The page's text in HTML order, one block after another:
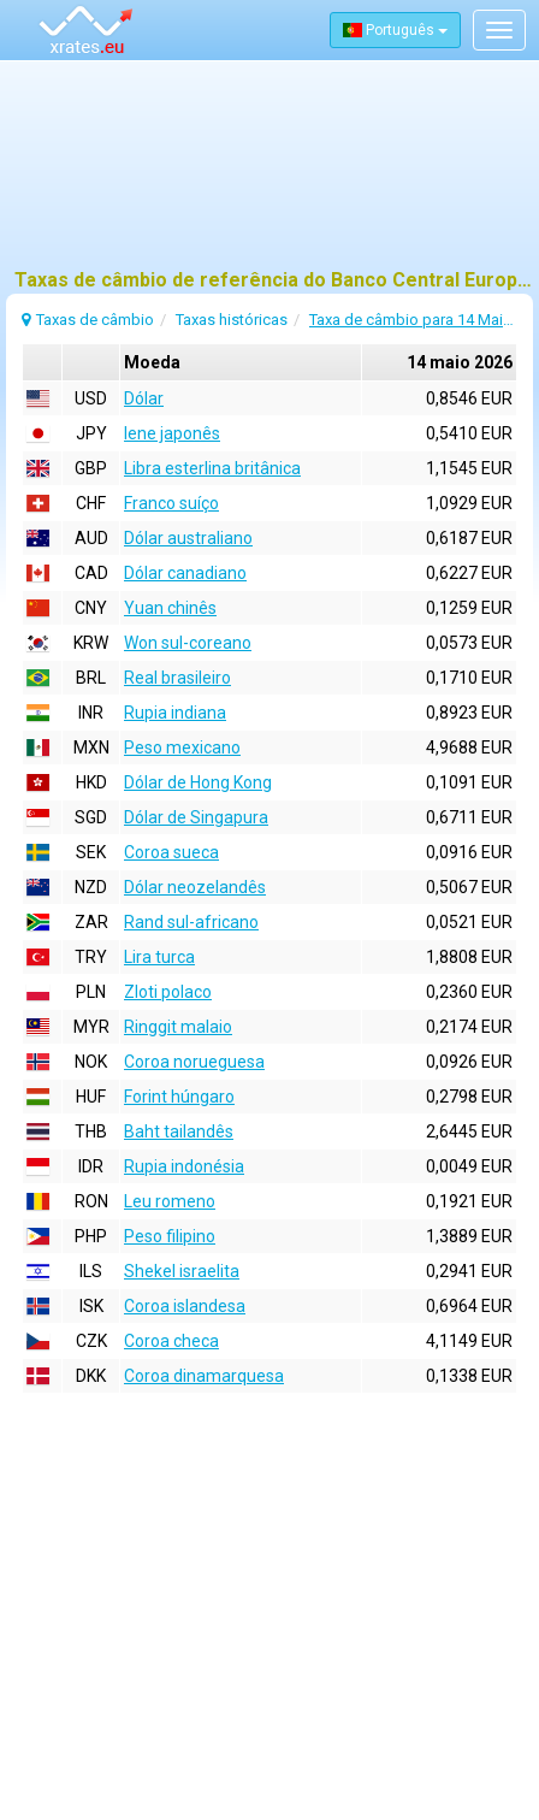
Português
Taxas de câmbio de referência do Banco Central Europeu (BCE) para 14 maio 2026
Taxas de câmbio Taxas históricas Taxa de câmbio para 14 Maio 2026
Moeda
14 maio 2026
USD
Dólar
0,8546 EUR
JPY
Iene japonês
0,5410 EUR
GBP
Libra esterlina britânica
1,1545 EUR
CHF
Franco suíço
1,0929 EUR
AUD
Dólar australiano
0,6187 EUR
CAD
Dólar canadiano
0,6227 EUR
CNY
Yuan chinês
0,1259 EUR
KRW
Won sul-coreano
0,0573 EUR
BRL
Real brasileiro
0,1710 EUR
INR
Rupia indiana
0,8923 EUR
MXN
Peso mexicano
4,9688 EUR
HKD
Dólar de Hong Kong
0,1091 EUR
SGD
Dólar de Singapura
0,6711 EUR
SEK
Coroa sueca
0,0916 EUR
NZD
Dólar neozelandês
0,5067 EUR
ZAR
Rand sul-africano
0,0521 EUR
TRY
Lira turca
1,8808 EUR
PLN
Zloti polaco
0,2360 EUR
MYR
Ringgit malaio
0,2174 EUR
NOK
Coroa norueguesa
0,0926 EUR
HUF
Forint húngaro
0,2798 EUR
THB
Baht tailandês
2,6445 EUR
IDR
Rupia indonésia
0,0049 EUR
RON
Leu romeno
0,1921 EUR
PHP
Peso filipino
1,3889 EUR
ILS
Shekel israelita
0,2941 EUR
ISK
Coroa islandesa
0,6964 EUR
CZK
Coroa checa
4,1149 EUR
DKK
Coroa dinamarquesa 0,1338 EUR